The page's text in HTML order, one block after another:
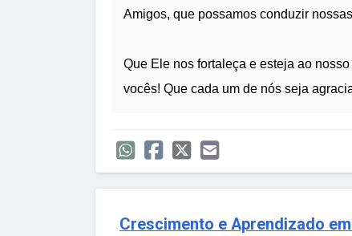
Amigos, que possamos conduzir
Que Ele nos fortaleça e esteja ao
vocês! Que cada um de nós seja
Crescimento e Aprendizado